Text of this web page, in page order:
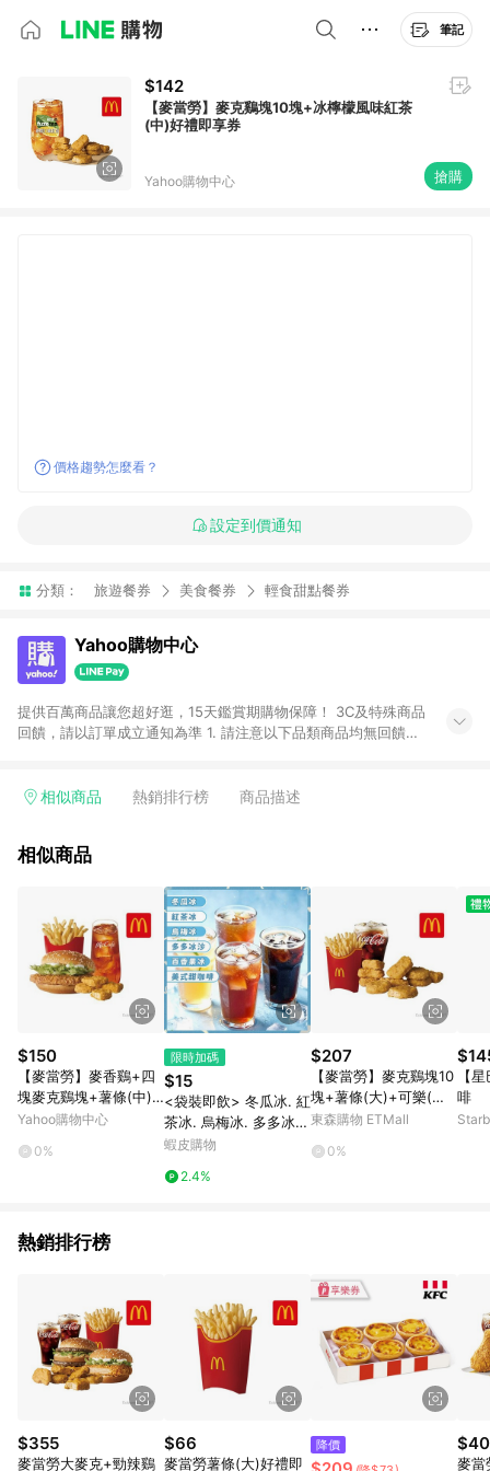
筆記
$142
【麥當勞】麥克鷄塊10塊+冰檸檬風味紅茶
(中)好禮即享券
Yahoo購物中心 搶購
價格趨勢怎麼看？
設定到價通知
分類： 旅遊餐券 美食餐券 輕食甜點餐券
Yahoo購物中心
提供百萬商品讓您超好逛，15天鑑賞期購物保障！ 3C及特殊商品
回饋，請以訂單成立通知為準 1. 請注意以下品類商品均無回饋：
電玩/遊戲/相機/單眼/鏡頭/拍立得 [2024/6/1起適用] -內接硬
的購回饋活動享Yahoo超贈點回饋者 - 購物中心商店之商品：商
3. 訂單回饋金額將扣除運費/購物金/超贈點/福利金/紅利折抵/折
價券等虛擬貨幣折抵 4. 大宗採購或批發轉賣不具回饋資格： 如
有相關事證認定您為大宗採購、批發轉賣而非最終消費使用者，
相關認定以Yahoo購物中心之認定為準
相似商品 熱銷排行榜 商品描述
相似商品
$150
【麥當勞】麥香鷄+四
塊麥克鷄塊+薯條(中)
+蜂蜜紅茶(冰) 好禮即
Yahoo購物中心
0%
限時加碼
$15
<袋裝即飲> 冬瓜冰. 紅
茶冰. 烏梅冰. 多多冰
沙. 美式甜咖啡冰. 百香
產教父】
蝦皮購物
2.4%
$207
【麥當勞】麥克鷄塊10
塊+薯條(大)+可樂(中)
好禮即享券
東森購物 ETMall
0%
【
啡
熱銷排行榜
$355
麥當勞大麥克+勁辣鷄
$66
麥當勞薯條(大)好禮即
降價
麥當